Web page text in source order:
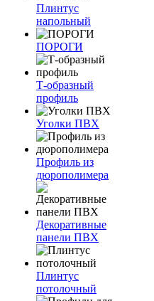
Плинтус
напольный
ПОРОГИ
Т-образный
профиль
Уголки ПВХ
Профиль из
дюрополимера
Декоративные
панели ПВХ
Плинтус
потолочный